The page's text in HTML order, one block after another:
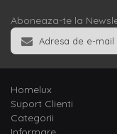
Aboneaza-te la
Homelux
Suport Clienti
Categorii